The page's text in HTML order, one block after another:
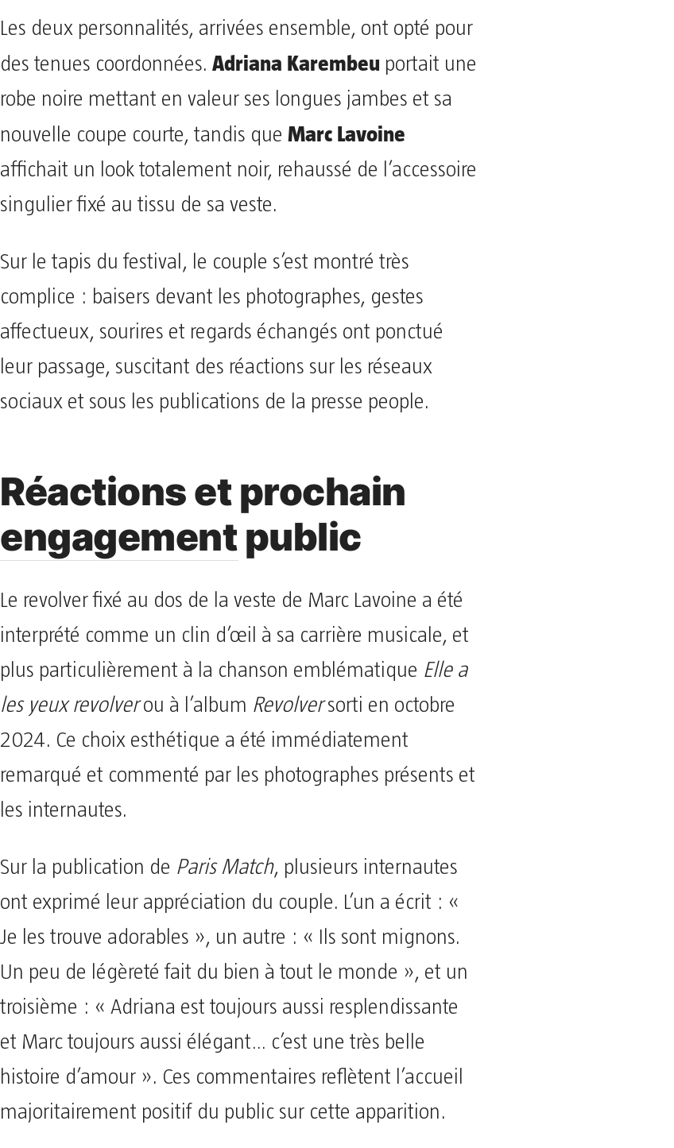
Les deux personnalités, arrivées ensemble, ont opté pour
des tenues coordonnées. Adriana Karembeu portait une
robe noire mettant en valeur ses longues jambes et sa
nouvelle coupe courte, tandis que Marc Lavoine
affichait un look totalement noir, rehaussé de l’accessoire
singulier fixé au tissu de sa veste.
Sur le tapis du festival, le couple s’est montré très
complice : baisers devant les photographes, gestes
affectueux, sourires et regards échangés ont ponctué
leur passage, suscitant des réactions sur les réseaux
sociaux et sous les publications de la presse people.
Réactions et prochain
engagement public
Le revolver fixé au dos de la veste de Marc Lavoine a été
interprété comme un clin d’œil à sa carrière musicale, et
plus particulièrement à la chanson emblématique Elle a
les yeux revolverou à l’album Revolversorti en octobre
2024. Ce choix esthétique a été immédiatement
remarqué et commenté par les photographes présents et
les internautes.
Sur la publication de Paris Match, plusieurs internautes
ont exprimé leur appréciation du couple. L’un a écrit : «
Je les trouve adorables », un autre : « Ils sont mignons.
Un peu de légèreté fait du bien à tout le monde », et un
troisième : « Adriana est toujours aussi resplendissante
et Marc toujours aussi élégant… c’est une très belle
histoire d’amour ». Ces commentaires reflètent l’accueil
majoritairement positif du public sur cette apparition.